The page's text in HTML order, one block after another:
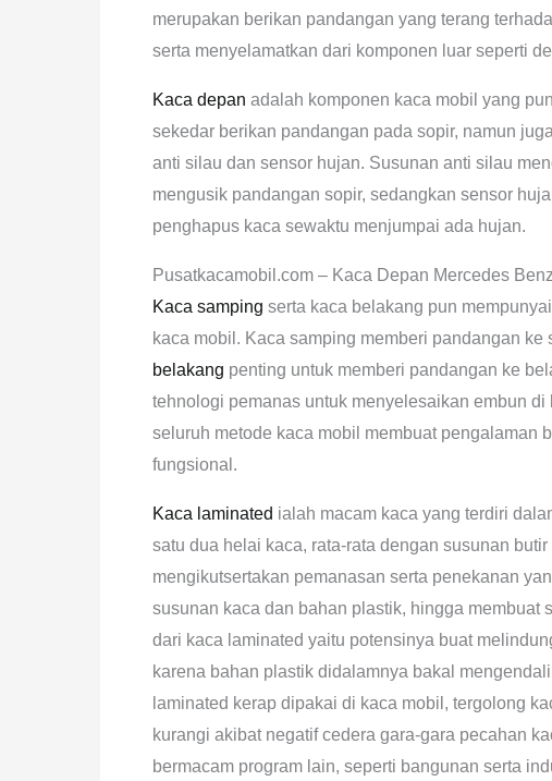
merupakan berikan pandangan yang terang
serta menyelamatkan dari komponen luar seperti
Kaca depan adalah komponen kaca mobil yang
sekedar berikan pandangan pada sopir, namun
anti silau dan sensor hujan. Susunan anti silau
mengusik pandangan sopir, sedangkan sensor
penghapus kaca sewaktu menjumpai ada hujan.
Pusatkacamobil.com – Kaca Depan Mercedes
Kaca samping serta kaca belakang pun
kaca mobil. Kaca samping memberi pandangan
belakang penting untuk memberi pandangan ke
tehnologi pemanas untuk menyelesaikan embun
seluruh metode kaca mobil membuat pengalaman
fungsional.
Kaca laminated ialah macam kaca yang terdiri
satu dua helai kaca, rata-rata dengan susunan
mengikutsertakan pemanasan serta penekanan
susunan kaca dan bahan plastik, hingga membuat
dari kaca laminated yaitu potensinya buat
karena bahan plastik didalamnya bakal
laminated kerap dipakai di kaca mobil, tergolong
kurangi akibat negatif cedera gara-gara pecahan
bermacam program lain, seperti bangunan serta